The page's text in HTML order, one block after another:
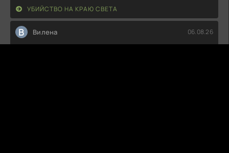
УБИЙСТВО НА КРАЮ СВЕТА
В Вилена 06.08.26
Не могу сказать, что я в восторге. Сюжет, конечно,